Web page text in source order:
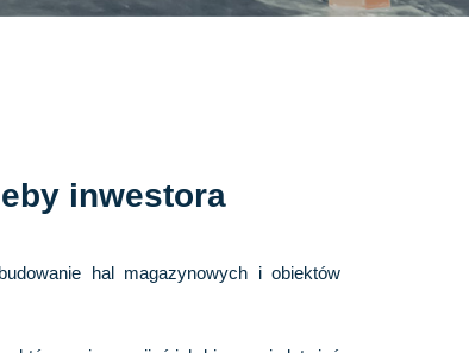
inwestora
hal magazynowych i obiektów